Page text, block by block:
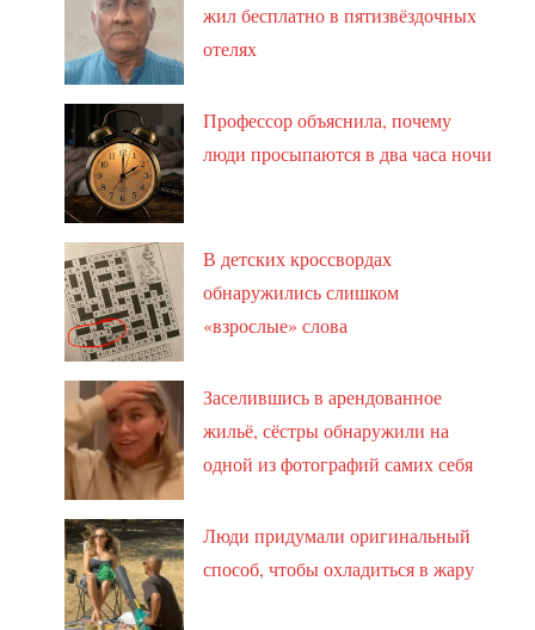
жил бесплатно в пятизвёздочных
отелях
Профессор объяснила, почему
люди просыпаются в два часа ночи
В детских кроссвордах
обнаружились слишком
«взрослые» слова
Заселившись в арендованное
жильё, сёстры обнаружили на
одной из фотографий самих себя
Люди придумали оригинальный
способ, чтобы охладиться в жару